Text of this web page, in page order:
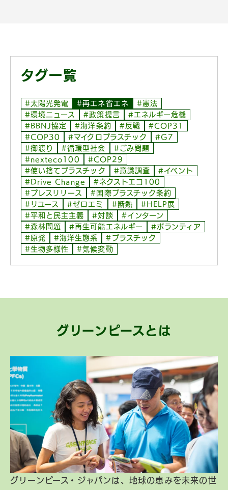
タグ一覧
#太陽光発電 #再エネ省エネ
#憲法
#環境ニュース
#政策提言
#エネルギー危機
#BBNJ協定
#海洋条約 #反戦
#COP31
#COP30
#マイクロプラスチック
#G7
#御渡り
#循環型社会
#ごみ問題
#nexteco100
#COP29
#使い捨てプラスチック
#意識調査
#イベント
#Drive Change
#ネクストエコ100
#プレスリリース
#国際プラスチック条約
#リユース
#ゼロエミ #断熱
#HELP展
#平和と民主主義
#対談
#インターン
#森林問題
#再生可能エネルギー
#ボランティア
#原発
#海洋生態系
#プラスチック
#生物多様性
#気候変動
グリーンピースとは
グリーンピース・ジャパンは、地球の恵みを未来の世